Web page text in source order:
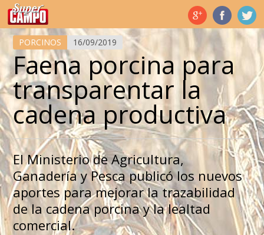
Temas de hoy
PORCINOS 16/09/2019
Faena porcina para
transparentar la
cadena productiva
El Ministerio de Agricultura,
Ganadería y Pesca publicó los nuevos
aportes para mejorar la trazabilidad
de la cadena porcina y la lealtad
comercial.